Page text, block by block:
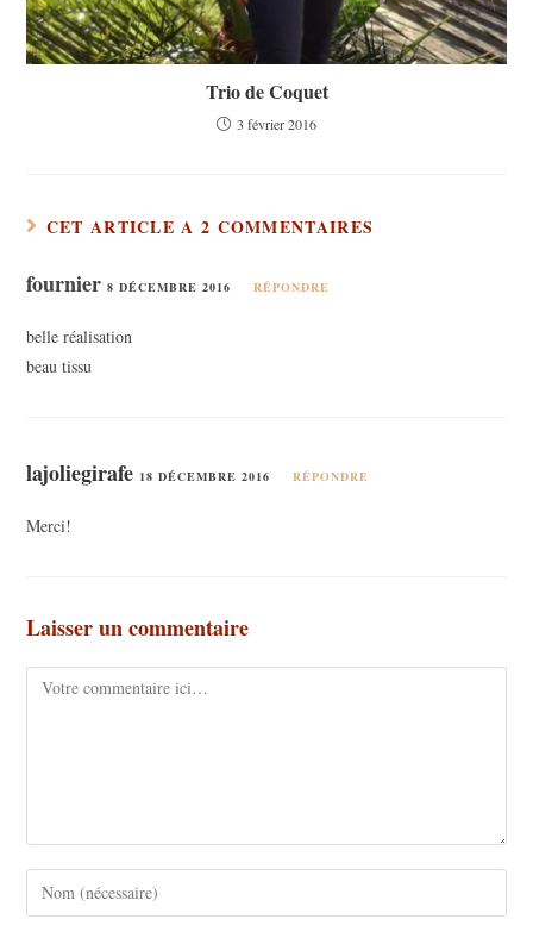
Trio de Coquet
3 février 2016
CET ARTICLE A 2 COMMENTAIRES
fournier8 DÉCEMBRE 2016 RÉPONDRE
belle réalisation
beau tissu
lajoliegirafe 18 DÉCEMBRE 2016 RÉPONDRE
Merci!
Laisser un commentaire